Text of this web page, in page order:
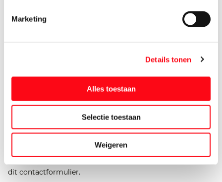
Marketing
Details tonen
Alles toestaan
Selectie toestaan
Weigeren
Bij het verzenden van dit formulier geef je Vomar
toestemming voor de verwerking van je
persoonsgegevens t.b.v. het reageren op jouw vragen of
privacyverklaring. Je kunt deze toestemming op elk
dit contactformulier.